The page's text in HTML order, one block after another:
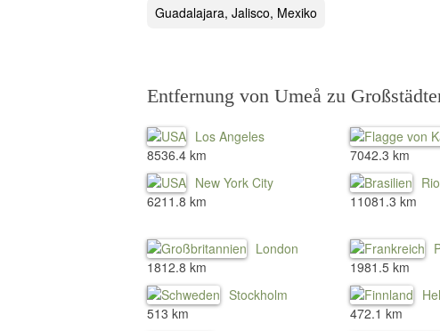
Guadalajara, Jalisco, Mexiko
Entfernung von Umeå zu
Los Angeles
8536.4 km
7042.3 km
New York City
6211.8 km
11081.3 km
London
1812.8 km
1981.5 km
Stockholm
513 km
472.1 km